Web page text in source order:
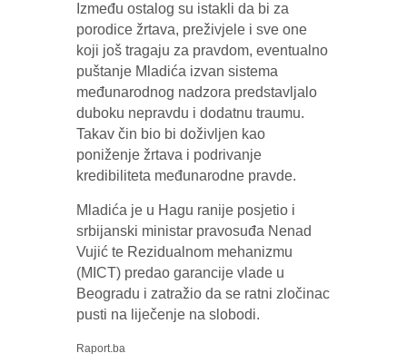
Između ostalog su istakli da bi za
porodice žrtava, preživjele i sve one
koji još tragaju za pravdom, eventualno
puštanje Mladića izvan sistema
međunarodnog nadzora predstavljalo
duboku nepravdu i dodatnu traumu.
Takav čin bio bi doživljen kao
poniženje žrtava i podrivanje
kredibiliteta međunarodne pravde.
Mladića je u Hagu ranije posjetio i
srbijanski ministar pravosuđa Nenad
Vujić te Rezidualnom mehanizmu
(MICT) predao garancije vlade u
Beogradu i zatražio da se ratni zločinac
pusti na liječenje na slobodi.
Raport.ba